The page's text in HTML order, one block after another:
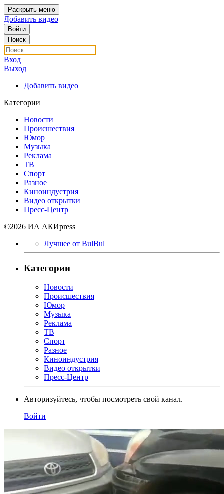
Раскрыть меню
Добавить видео
Войти
Поиск
Вход
Выход
Добавить видео
Категории
Новости
Происшествия
Юмор
Музыка
Реклама
ТВ
Спорт
Разное
Киноиндустрия
Видео открытки
Пресс-Центр
©2026 ИА АКИpress
Лучшее от BulBul
Категории
Новости
Происшествия
Юмор
Музыка
Реклама
ТВ
Спорт
Разное
Киноиндустрия
Видео открытки
Пресс-Центр
Авторизуйтесь, чтобы посмотреть свой канал.
Войти